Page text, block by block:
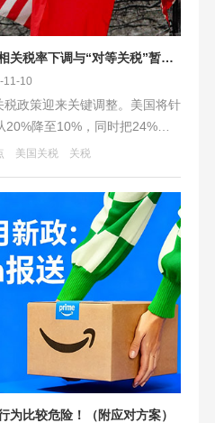
中美宣布互降关税，芬太尼相关税率下调与“对等关税”暂停期延长至2026年
11-10
政策迎来关键调整。美国将针
20%降至10%，同时把24%
中国也同步停止及暂停了部
费。此举为跨境物流提供了至
但后续政策仍取决于双方的执行
美国关税 关税
为比较危险！（附应对方案）